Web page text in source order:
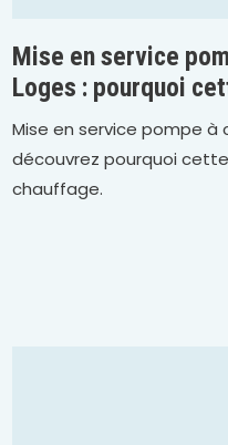
Mise en service
Loges : pourquoi
Mise en service pompe à
découvrez pourquoi
chauffage.